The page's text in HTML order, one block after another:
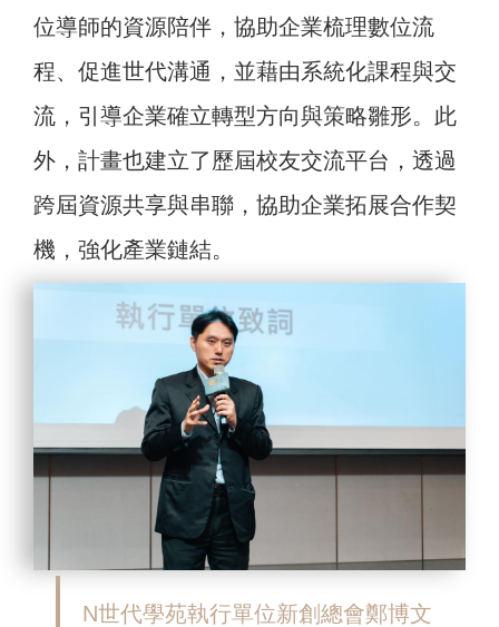
位導師的資源陪伴，協助企業梳理數位流
程、促進世代溝通，並藉由系統化課程與交
流，引導企業確立轉型方向與策略雛形。此
外，計畫也建立了歷屆校友交流平台，透過
跨屆資源共享與串聯，協助企業拓展合作契
機，強化產業鏈結。
N世代學苑執行單位新創總會鄭博文